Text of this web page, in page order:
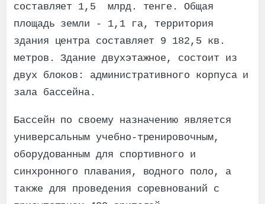
составляет 1,5 млрд. тенге. Общая
площадь земли - 1,1 га, территория
здания центра составляет 9 182,5 кв.
метров. Здание двухэтажное, состоит из
двух блоков: административного корпуса и
зала бассейна.
Бассейн по своему назначению является
универсальным учебно-тренировочным,
оборудованным для спортивного и
синхронного плавания, водного поло, а
также для проведения соревнований с